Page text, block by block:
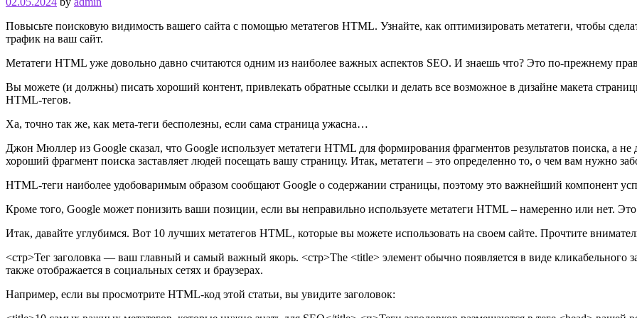
Повысьте поисковую видимость вашего сайта с помощью метатегов HTML. Узнайте, как оптимизировать метатеги, чтобы
трафик на ваш сайт.
Метатеги HTML уже довольно давно считаются одним из наиболее важных аспектов SEO. И знаешь что? Это по-прежнему
Вы можете (и должны) писать хороший контент, привлекать обратные ссылки и делать все возможное в дизайне макета
HTML-тегов.
Ха, точно так же, как мета-теги бесполезны, если сама страница ужасна…
Джон Мюллер из Google сказал, что Google использует метатеги HTML для формирования фрагментов результатов поиска, а
хороший фрагмент поиска заставляет людей посещать вашу страницу. Итак, метатеги – это определенно то, о чем вам нужно
HTML-теги наиболее удобоваримым образом сообщают Google о содержании страницы, поэтому это важнейший компонент
Кроме того, Google может понизить ваши позиции, если вы неправильно используете метатеги HTML – намеренно или нет.
Итак, давайте углубимся. Вот 10 лучших метатегов HTML, которые вы можете использовать на своем сайте. Прочтите
<стр>Тег заголовка — ваш главный и самый важный якорь. <стр>The <title> элемент обычно появляется в виде кликабельного
также отображается в социальных сетях и браузерах.
Например, если вы просмотрите HTML-код этой статьи, вы увидите заголовок: